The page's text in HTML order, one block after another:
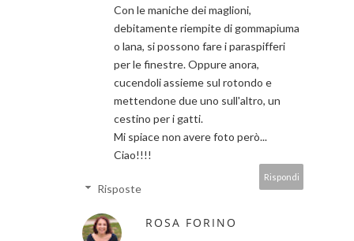
Con le maniche dei maglioni,
debitamente riempite di gommapiuma
o lana, si possono fare i paraspifferi
per le finestre. Oppure anora,
cucendoli assieme sul rotondo e
mettendone due uno sull'altro, un
cestino per i gatti.
Mi spiace non avere foto però...
Ciao!!!!
Rispondi
Risposte
ROSA FORINO